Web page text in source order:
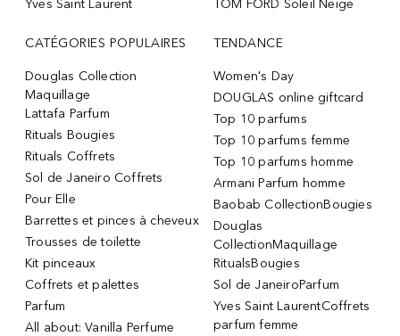
Yves Saint Laurent
TOM FORD Soleil Neige
CATÉGORIES POPULAIRES
Douglas Collection
Maquillage
Lattafa Parfum
Rituals Bougies
Rituals Coffrets
Sol de Janeiro Coffrets
Pour Elle
Barrettes et pinces à cheveux
Trousses de toilette
Kit pinceaux
Coffrets et palettes
Parfum
All about: Vanilla Perfume
TENDANCE
Women's Day
DOUGLAS online giftcard
Top 10 parfums
Top 10 parfums femme
Top 10 parfums homme
Armani Parfum homme
Baobab CollectionBougies
Douglas
CollectionMaquillage
RitualsBougies
Sol de JaneiroParfum
Yves Saint LaurentCoffrets
parfum femme